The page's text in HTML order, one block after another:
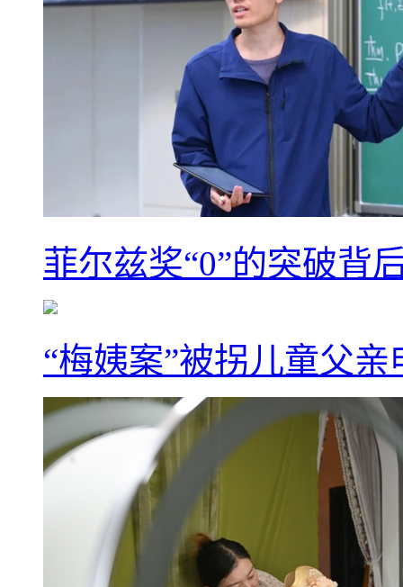
菲尔兹奖“0”的突破背
“梅姨案”被拐儿童父